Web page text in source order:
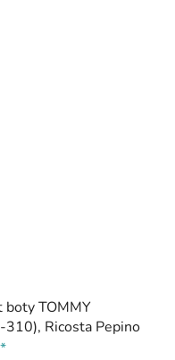
boty TOMMY
Ricosta Pepino